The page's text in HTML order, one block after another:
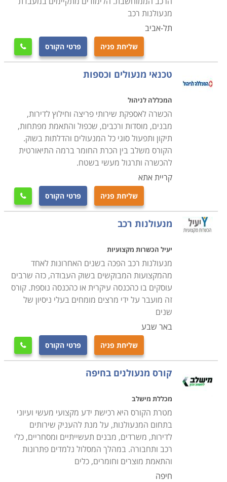
מנעולנות רכב
תל-אביב
שליחת פניה פרטי הקורס 
טכנאי מנעולים וכספות
המכללה לניהול
הכשרה לאספקת שירותי פריצה וחילוץ לדירות,
מבנים, מוסדות ורכבים, שכפול והתאמת מפתחות,
תיקון ותפעול סוגי כל המנעולים והדלתות בשוק.
הקורס משלב בין הכרת החומר ברמה התיאורטית
להכשרה ותרגול מעשי בשטח.
קריית אתא
שליחת פניה פרטי הקורס 
מנעולנות רכב
יעיל הכשרות מקצועיות
מנעולנות רכב הפכה בשנים האחרונות לאחד
מהמקצועות המבוקשים בשוק העבודה, כזה שרבים
עוסקים בו כהכנסה עיקרית או כהכנסה נוספת. קורס
זה מועבר על ידי מרצים מומחים בעלי ניסיון של
שנים
באר שבע
שליחת פניה פרטי הקורס 
קורס מנעולנים בחיפה
מכללת מישלב
מטרת הקורס היא רכישת ידע מקצועי מעשי ועיוני
בתחום המנעולנות, על מנת להעניק שירותים
לדירות, משרדים, מבנים תעשייתיים ומסחריים, כלי
רכב ותחבורה. במהלך המסלול נלמדים פתרונות
והתאמת מוצרים וחומרים, כלים
חיפה